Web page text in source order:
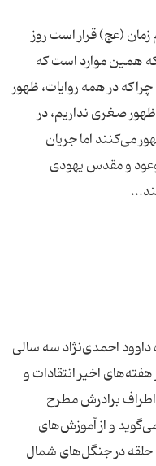
زمان (عج) قرار است روز
کنند که همین موارد است که
در همه روایات، ظهور
صغری نداریم، در
می‌کنند اما جریان
و مقدس یهودی
احمدی‌نژاد سه سالی
اخیر انتقادات و
برادرش مطرح
و از آموزش‌های
حلقه در جنگل‌های شمال